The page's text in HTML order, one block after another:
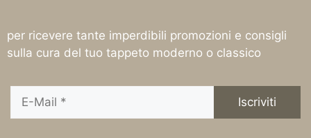
per ricevere tante imperdibili promozioni e consigli
sulla cura del tuo tappeto moderno o classico